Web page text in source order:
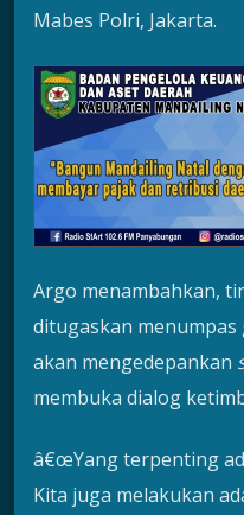
Mabes Polri, Jakarta.
Argo menambahkan,
ditugaskan menumpas
akan mengedepankan
membuka dialog
â€œYang terpenting
Kita juga melakukan